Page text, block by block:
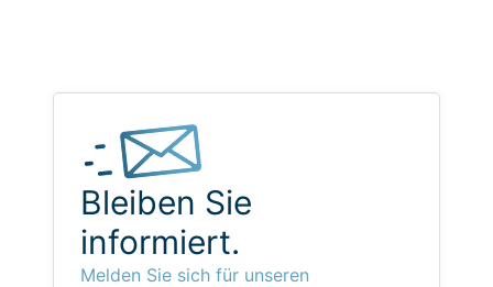
Bleiben Sie
informiert.
Melden Sie sich für unseren